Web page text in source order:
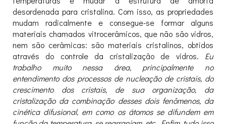
desordenada para cristalina. Com isso, as propriedades
mudam radicalmente e consegue-se formar alguns
materiais chamados vitrocerâmicos, que não são vidros,
nem são cerâmicas: são materiais cristalinos, obtidos
através do controle da cristalização de vidros. Eu
trabalho muito nessa área, principalmente no
entendimento dos processos de nucleação de cristais, do
crescimento dos cristais, de sua organização, da
cristalização da combinação desses dois fenômenos, da
cinética difusional, em como os átomos se difundem em